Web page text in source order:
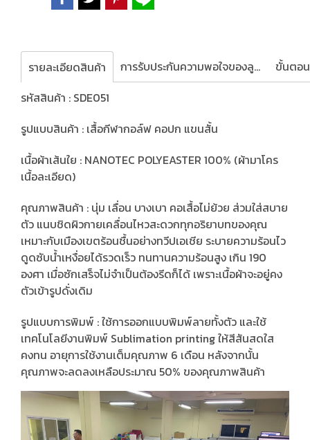
รายละเอียดสินค้า
การรับประกันความพอใจของลูกค้า
รหัสสินค้า : SDE051
รูปแบบสินค้า : เสื้อกีฬากอล์ฟ คอปก แขนสั้น
เนื้อผ้าเส้นใย : NANOTEC POLYEASTER 100% (ผ้ามาโคร
เนื้อละเอียด)
คุณภาพสินค้า : นุ่ม เลื่อน บางเบา คอเสื้อไม่ย้วย ส่วมใส่สบาย
ตัว แนบชิดผิวกายเคลื่อนไหวสะดวกทุกอริยาบทของคุณ
เหมาะกับเมืองเขตร้อนชื้นอย่างทวีปเอเชีย ระบายความร้อนไว
ดูดซับน้ำเหงื่อยได้รวดเร็ว ทนทานความร้อนสูง เกิน 190
องศา เมื่อซักเสร็จไม่จำเป็นต้องรีดก็ได้ เพราะเนื้อผ้าจะอยู่คง
ตัวเข้ารูปดั่งเดิม
รูปแบบการพิมพ์ : ใช้การออกแบบพิมพ์ลายทั้งตัว และใช้
เทคโนโลยีงานพิมพ์ Sublimation printing ให้สีสันสดใส
คงทน อายุการใช้งานเต็มคุณภาพ 6 เดือน หลังจากนั้น
คุณภาพจะลดลงเหลือประมาณ 50% ของคุณภาพสินค้า